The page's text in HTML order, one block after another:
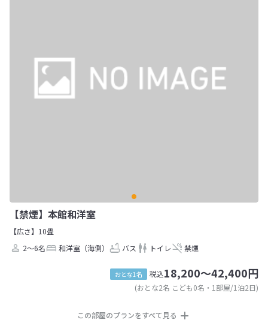
【禁煙】本館和洋室
【広さ】10畳
2～6名
和洋室（海側） バス トイレ 禁煙
おとな1名 税込18,200～42,400円
(おとな2名 こども0名・1部屋/1泊2日)
この部屋のプランをすべて見る